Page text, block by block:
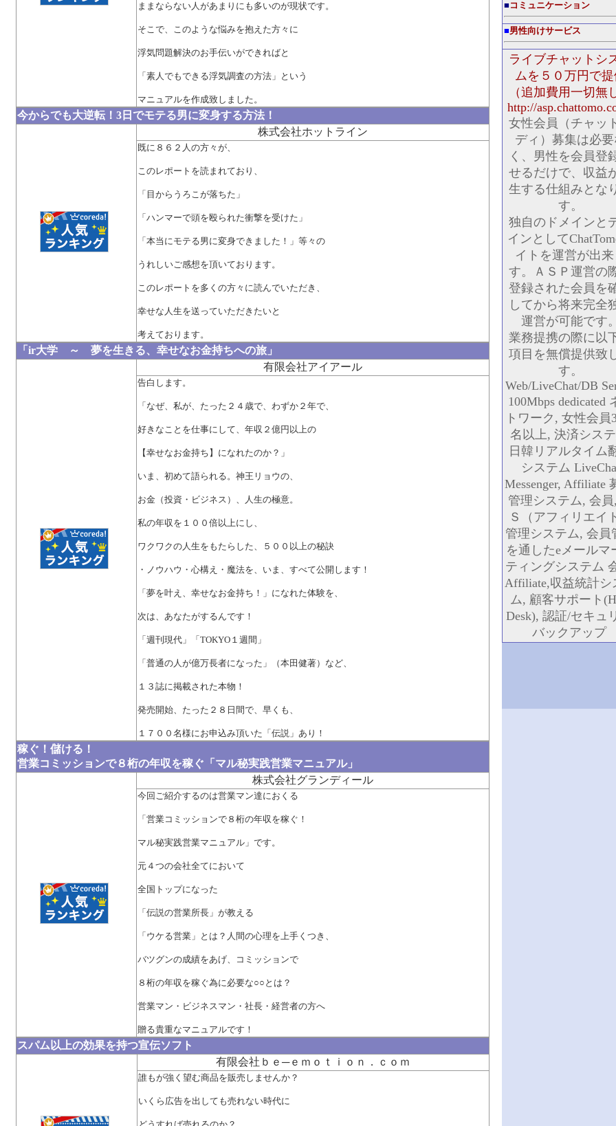
ままならない人があまりにも多いのが現状です。
そこで、このような悩みを抱えた方々に
浮気問題解決のお手伝いができればと
「素人でもできる浮気調査の方法」という
マニュアルを作成致しました。
今からでも大逆転！3日でモテる男に変身する方法！
株式会社ホットライン
既に８６２人の方々が、
このレポートを読まれており、
「目からうろこが落ちた」
「ハンマーで頭を殴られた衝撃を受けた」
「本当にモテる男に変身できました！」等々の
うれしいご感想を頂いております。
このレポートを多くの方々に読んでいただき、
幸せな人生を送っていただきたいと
考えております。
「ir大学 ～ 夢を生きる、幸せなお金持ちへの旅」
有限会社アイアール
告白します。
「なぜ、私が、たった２４歳で、わずか２年で、
好きなことを仕事にして、年収２億円以上の
【幸せなお金持ち】になれたのか？」
いま、初めて語られる。神王リョウの、
お金（投資・ビジネス）、人生の極意。
私の年収を１００倍以上にし、
ワクワクの人生をもたらした、５００以上の秘訣
・ノウハウ・心構え・魔法を、いま、すべて公開します！
「夢を叶え、幸せなお金持ち！」になれた体験を、
次は、あなたがするんです！
「週刊現代」「TOKYO１週間」
「普通の人が億万長者になった」（本田健著）など、
１３誌に掲載された本物！
発売開始、たった２８日間で、早くも、
１７００名様にお申込み頂いた「伝説」あり！
稼ぐ！儲ける！
営業コミッションで８桁の年収を稼ぐ「マル秘実践営業マニュアル」
株式会社グランディール
今回ご紹介するのは営業マン達におくる
「営業コミッションで８桁の年収を稼ぐ！
マル秘実践営業マニュアル」です。
元４つの会社全てにおいて
全国トップになった
「伝説の営業所長」が教える
「ウケる営業」とは？人間の心理を上手くつき、
バツグンの成績をあげ、コミッションで
８桁の年収を稼ぐ為に必要な○○とは？
営業マン・ビジネスマン・社長・経営者の方へ
贈る貴重なマニュアルです！
スパム以上の効果を持つ宣伝ソフト
有限会社ｂｅ─ｅｍｏｔｉｏｎ．ｃｏｍ
誰もが強く望む商品を販売しませんか？
いくら広告を出しても売れない時代に
■ コミュニケーション
■男性向けサービス
ライブチャットシ
ムを５０万円で
（追加費用一切無
http://
女性会員（チャッ
ディ）募集は必要
く、男性を会員登
せるだけで、収益
生する仕組みとな
す。
独自のドメインと
インとして
イトを運営が出来
す。ＡＳＰ運営の
登録された会員を
してから将来完全
運営が可能です。
業務提携の際に以
項目を無償提供致
す。
Web/LiveChat/DB
100Mbps dedicated
トワーク, 女性会員
名以上, 決済シス
日韓リアルタイム
システム
Messenger, Affiliate
管理システム, 会員
Ｓ（アフィリエイ
管理システム, 会員
を通したeメールマ
ティングシステム
Affiliate,収益統計シ
ム, 顧客サポート
Desk), 認証/セキュ
バックアップ